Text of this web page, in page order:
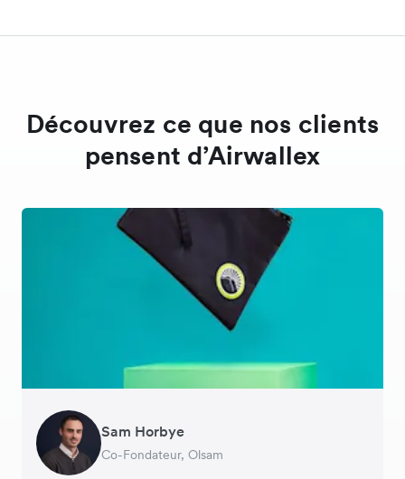
Découvrez ce que nos clients
pensent d’Airwallex
Sam Horbye
Co-Fondateur, Olsam
Meera
Directeur Financier, ME + EM
Rupert
Directeur Général, Perspective Pictures
Thomas Adams
Fondateur et PDG, Brandbassador
Edle Tenden
Co-Fondateur, Mobile Transaction
d'approvisionnement, Miss Patisserie
Francois Schramek
Co-Fondateur, Dropterra
Thomas Dazard
Directeur financier, From Future